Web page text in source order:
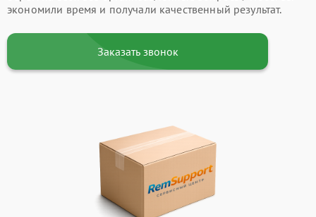
экономили время и получали качественный результат.
Заказать звонок